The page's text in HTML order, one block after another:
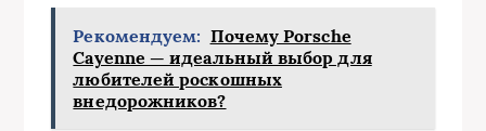
Рекомендуем: Почему Porsche
Cayenne — идеальный выбор для
любителей роскошных
внедорожников?